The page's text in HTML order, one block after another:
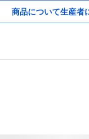
商品について生産者